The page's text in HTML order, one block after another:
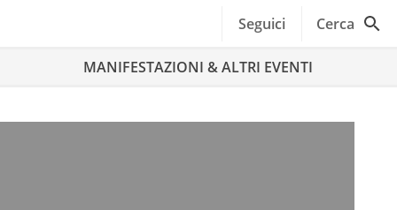
Seguici Cerca
MANIFESTAZIONI & ALTRI EVENTI